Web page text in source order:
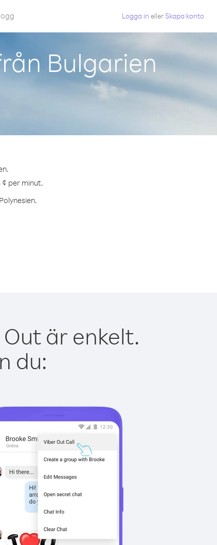
Logga in eller Skapa konto
Bulgarien
¢ per minut.
är enkelt.
du: